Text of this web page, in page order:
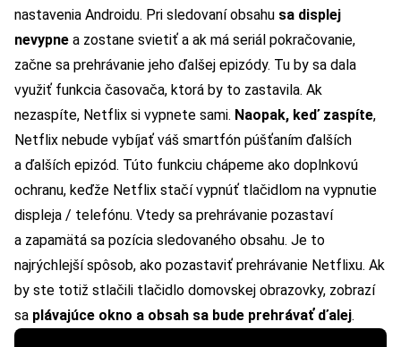
nastavenia Androidu. Pri sledovaní obsahu sa displej
nevypne a zostane svietiť a ak má seriál pokračovanie,
začne sa prehrávanie jeho ďalšej epizódy. Tu by sa dala
využiť funkcia časovača, ktorá by to zastavila. Ak
nezaspíte, Netflix si vypnete sami. Naopak, keď zaspíte,
Netflix nebude vybíjať váš smartfón púšťaním ďalších
a ďalších epizód. Túto funkciu chápeme ako doplnkovú
ochranu, keďže Netflix stačí vypnúť tlačidlom na vypnutie
displeja / telefónu. Vtedy sa prehrávanie pozastaví
a zapamätá sa pozícia sledovaného obsahu. Je to
najrýchlejší spôsob, ako pozastaviť prehrávanie Netflixu. Ak
by ste totiž stlačili tlačidlo domovskej obrazovky, zobrazí
sa plávajúce okno a obsah sa bude prehrávať ďalej.